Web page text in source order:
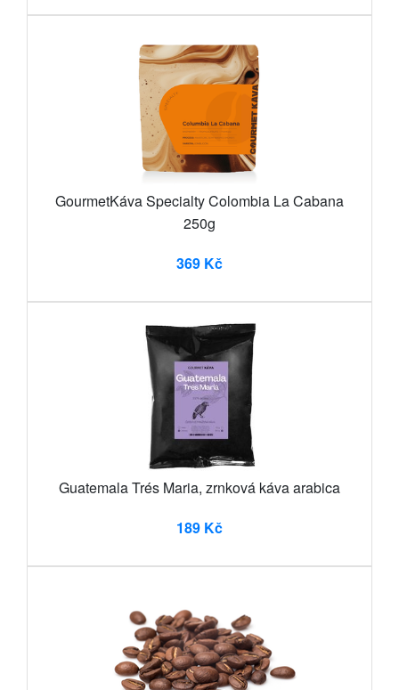
GourmetKáva Specialty Colombia La Cabana
250g
369 Kč
Guatemala Trés Maria, zrnková káva arabica
189 Kč